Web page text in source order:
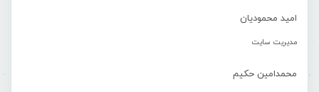
امید محمودیان
مدیریت سایت
محمدامین حکیم